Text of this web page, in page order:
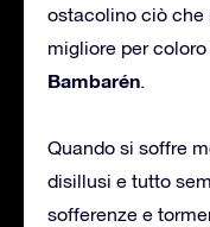
ostacolino ciò che
migliore per
Bambarén.
Quando si soffre
disillusi e tutto
sofferenze e